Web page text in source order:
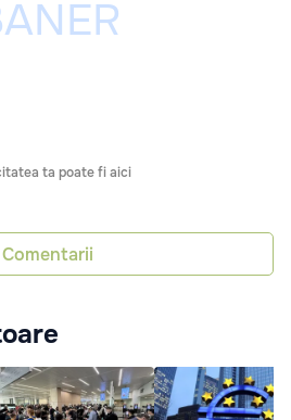
ta poate fi aici
Comentarii